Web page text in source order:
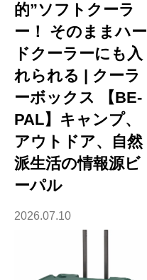
的”ソフトクーラ
ー！ そのままハー
ドクーラーにも入
れられる | クーラ
ーボックス 【BE-
PAL】キャンプ、
アウトドア、自然
派生活の情報源ビ
ーパル
2026.07.10